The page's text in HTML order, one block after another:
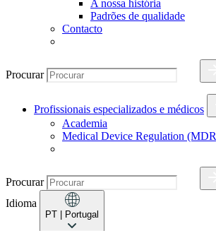
A nossa história
Padrões de qualidade
Contacto
Procurar
Profissionais especializados e médicos
Academia
Medical Device Regulation
Procurar
Idioma
PT | Portugal